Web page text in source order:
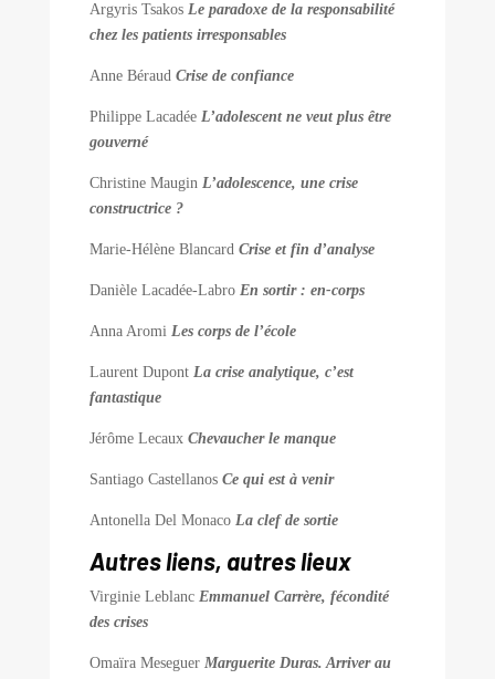
Argyris Tsakos Le paradoxe de la responsabilité
chez les patients irresponsables
Anne Béraud Crise de confiance
Philippe Lacadée L’adolescent ne veut plus être
gouverné
Christine Maugin L’adolescence, une crise
constructrice ?
Marie-Hélène Blancard Crise et fin d’analyse
Danièle Lacadée-Labro En sortir : en-corps
Anna Aromi Les corps de l’école
Laurent Dupont La crise analytique, c’est
fantastique
Jérôme Lecaux Chevaucher le manque
Santiago Castellanos Ce qui est à venir
Antonella Del Monaco La clef de sortie
Autres liens, autres lieux
Virginie Leblanc Emmanuel Carrère, fécondité
des crises
Omaïra Meseguer Marguerite Duras. Arriver au